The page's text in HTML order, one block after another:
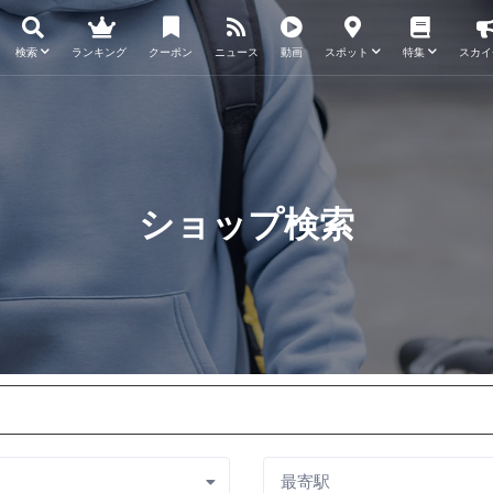
検索 ランキング クーポン ニュース 動画 スポット 特集 スカ
ショップ検索
最寄駅